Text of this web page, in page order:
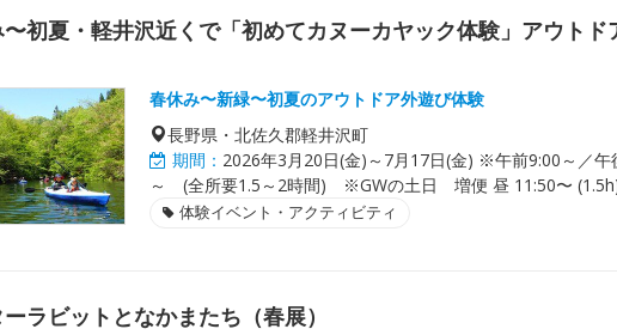
初夏・軽井沢近くで「初めてカヌーカヤック体験」アウトド
春休み〜新緑〜初夏のアウトドア外遊び体験
長野県・北佐久郡軽井沢町
期間： 2026年3月20日(金)～7月17日(金) ※午前9:00～／午
～ (全所要1.5～2時間) ※GWの土日 増便 昼 11:50〜
体験イベント・アクティビティ
ラビットとなかまたち（春展）